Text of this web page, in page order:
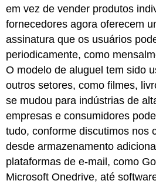
em vez de vender produtos
fornecedores agora oferecem
assinatura que os usuários
periodicamente, como
O modelo de aluguel tem sido
outros setores, como filmes,
se mudou para indústrias de
empresas e consumidores
tudo, conforme discutimos nos
desde armazenamento
plataformas de e-mail, como
Microsoft Onedrive, até